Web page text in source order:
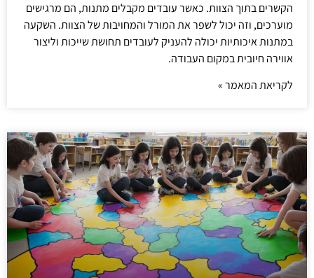
הקשרים בתוך הצוות. כאשר עובדים מקבלים מתנות, הם מרגישים
מוערכים, וזה יכול לשפר את המורל והמחויבות של הצוות. השקעה
במתנות איכותיות יכולה להעניק לעובדים תחושת שייכות וליצור
אווירה חיובית במקום העבודה.
לקריאת המאמר »